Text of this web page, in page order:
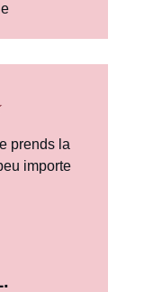
prends la
importe